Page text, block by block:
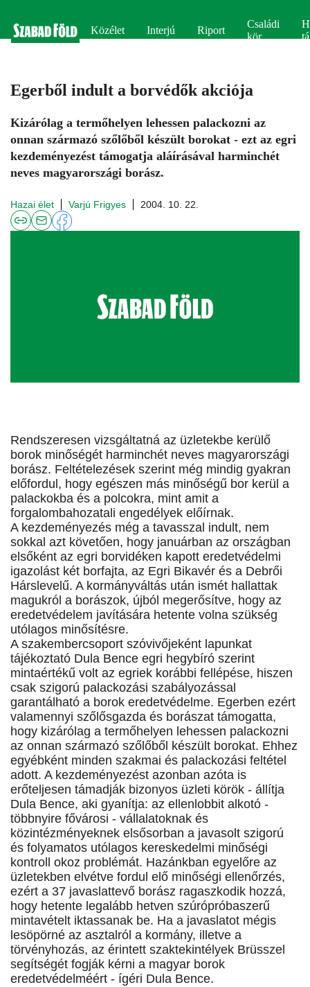
Közélet Interjú Riport
Családi
kör
Egerből indult a borvédők akciója
Kizárólag a termőhelyen lehessen palackozni az
onnan származó szőlőből készült borokat - ezt az egri
kezdeményezést támogatja aláírásával harminchét
neves magyarországi borász.
Hazai élet Varjú Frigyes 2004. 10. 22.
Rendszeresen vizsgáltatná az üzletekbe kerülő
borok minőségét harminchét neves magyarországi
borász. Feltételezések szerint még mindig gyakran
előfordul, hogy egészen más minőségű bor kerül a
palackokba és a polcokra, mint amit a
forgalombahozatali engedélyek előírnak.
A kezdeményezés még a tavasszal indult, nem
sokkal azt követően, hogy januárban az országban
elsőként az egri borvidéken kapott eredetvédelmi
igazolást két borfajta, az Egri Bikavér és a Debrői
Hárslevelű. A kormányváltás után ismét hallattak
magukról a borászok, újból megerősítve, hogy az
eredetvédelem javítására hetente volna szükség
utólagos minősítésre.
A szakembercsoport szóvivőjeként lapunkat
tájékoztató Dula Bence egri hegybíró szerint
mintaértékű volt az egriek korábbi fellépése, hiszen
csak szigorú palackozási szabályozással
garantálható a borok eredetvédelme. Egerben ezért
valamennyi szőlősgazda és borászat támogatta,
hogy kizárólag a termőhelyen lehessen palackozni
az onnan származó szőlőből készült borokat. Ehhez
egyébként minden szakmai és palackozási feltétel
adott. A kezdeményezést azonban azóta is
erőteljesen támadják bizonyos üzleti körök - állítja
Dula Bence, aki gyanítja: az ellenlobbit alkotó -
többnyire fővárosi - vállalatoknak és
közintézményeknek elsősorban a javasolt szigorú
és folyamatos utólagos kereskedelmi minőségi
kontroll okoz problémát. Hazánkban egyelőre az
üzletekben elvétve fordul elő minőségi ellenőrzés,
ezért a 37 javaslattevő borász ragaszkodik hozzá,
hogy hetente legalább hetven szúrópróbaszerű
mintavételt iktassanak be. Ha a javaslatot mégis
lesöpörné az asztalról a kormány, illetve a
törvényhozás, az érintett szaktekintélyek Brüsszel
segítségét fogják kérni a magyar borok
eredetvédelméért - ígéri Dula Bence.